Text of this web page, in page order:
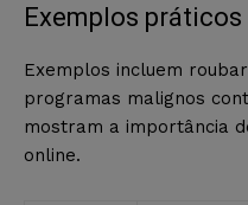
Exemplos
Exemplos incluem
programas malignos
mostram a importância
online.